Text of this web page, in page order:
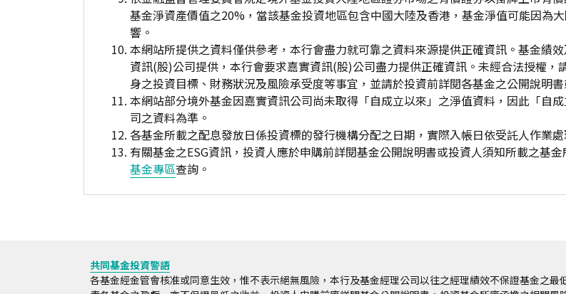
基金淨資產價值之20%，當該基金投資地區包含中國大陸及香港，基金淨值可能因為
響。
本網站所提供之資料僅供參考，本行會盡力就可靠之資料來源提供正確資訊。基金績
資訊(股)公司提供，本行會要求嘉實資訊(股)公司盡力提供正確資訊。未經合法授權
身之投資目標、財務狀況及風險承受度等事宜，並請於投資前詳閱各基金之公開說明書
本網站部分境外基金因嘉實資訊公司尚未取得「自成立以來」之淨值資料，因此「自
司之資料為準。
各基金所載之配息發放日係投資標的發行機構分配之日期，實際入帳日依受託人作業
有關基金之ESG資訊，投資人應於申購前詳閱基金公開說明書或投資人須知所載之基
基金專區查詢。
共同基金投資警語
各基金經金管會核准或同意生效，惟不表示絕無風險，本行及基金經理公司以往之經理績效不保證基金之